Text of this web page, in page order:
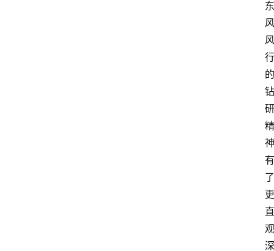
东
风
风
行
的
钻
研
精
神
有
了
更
直
观
深